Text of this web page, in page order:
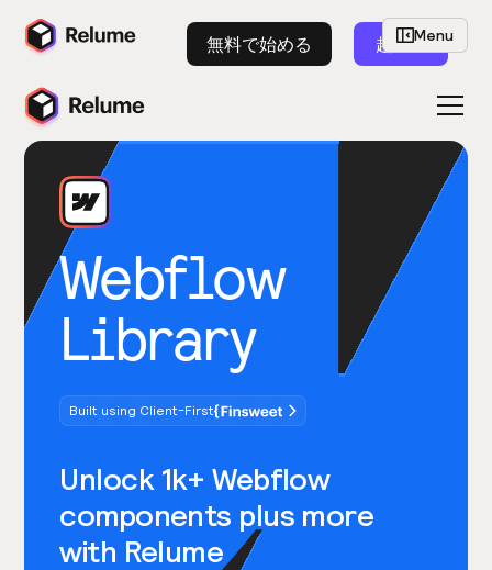
無料で始める 起動
Webflow
Library
Built using Client-First
Unlock 1k+ Webflow
components plus more
with Relume
Menu